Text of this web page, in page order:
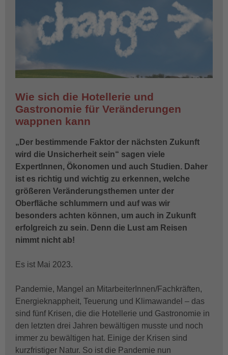
Wie sich die Hotellerie und
Gastronomie für Veränderungen
wappnen kann
„Der bestimmende Faktor der nächsten Zukunft
wird die Unsicherheit sein“ sagen viele
ExpertInnen, Ökonomen und auch Studien. Daher
ist es richtig und wichtig zu erkennen, welche
größeren Veränderungsthemen unter der
Oberfläche schlummern und auf was wir
besonders achten können, um auch in Zukunft
erfolgreich zu sein. Denn die Lust am Reisen
nimmt nicht ab!
Es ist Mai 2023.
Pandemie, Mangel an MitarbeiterInnen/Fachkräften,
Energieknappheit, Teuerung und Klimawandel – das
sind fünf Krisen, die die Hotellerie und Gastronomie in
den letzten drei Jahren bewältigen musste und noch
immer zu bewältigen hat. Einige der Krisen sind
kurzfristiger Natur. So ist die Pandemie nun